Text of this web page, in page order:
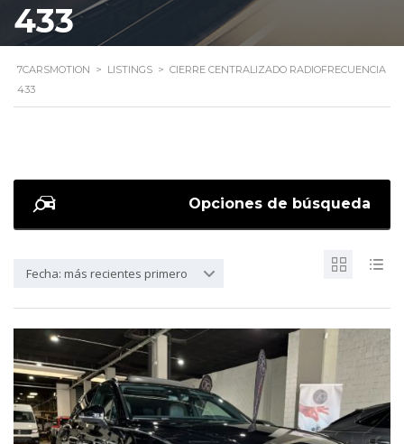
433
7CARSMOTION > LISTINGS > CIERRE CENTRALIZADO RADIOFRECUENCIA
433
Opciones de búsqueda
Fecha: más recientes primero